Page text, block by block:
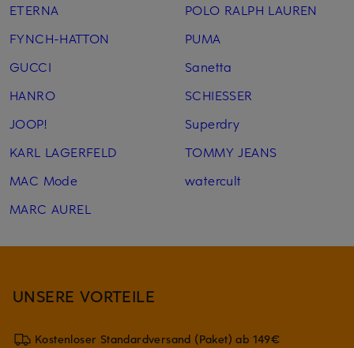
ETERNA
FYNCH-HATTON
GUCCI
HANRO
JOOP!
KARL LAGERFELD
MAC Mode
MARC AUREL
POLO RALPH LAUREN
PUMA
Sanetta
SCHIESSER
Superdry
TOMMY JEANS
watercult
UNSERE VORTEILE
Kostenloser Standardversand (Paket) ab 149€